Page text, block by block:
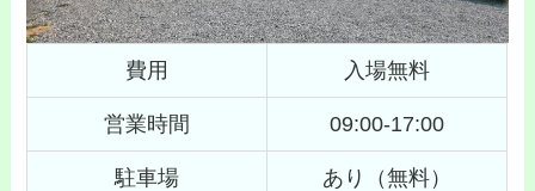
費用 入場無料
営業時間 09:00-17:00
駐車場 あり（無料）